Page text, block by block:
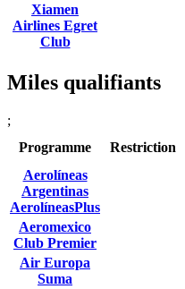
Xiamen
Airlines Egret
Club
Miles qualifiants
;
Programme
Restriction
Aerolíneas
Argentinas
AerolíneasPlus
Aeromexico
Club Premier
Air Europa
Suma